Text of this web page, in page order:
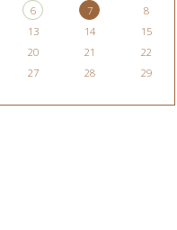
6 7
8
13 14
15
20 21
22
27 28
29